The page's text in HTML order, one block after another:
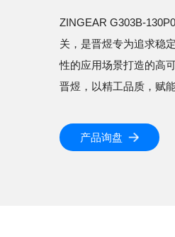
性的应用场景打造的高
晋煜，以精工品质，赋
产品询盘